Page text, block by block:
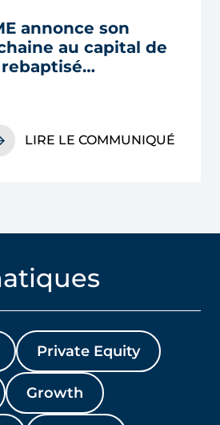
annonce son
au capital de
rebaptisé
LIRE LE COMMUNIQUÉ
Private Equity
Growth